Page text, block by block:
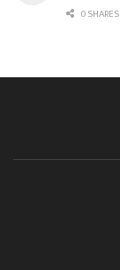
0 SHARES